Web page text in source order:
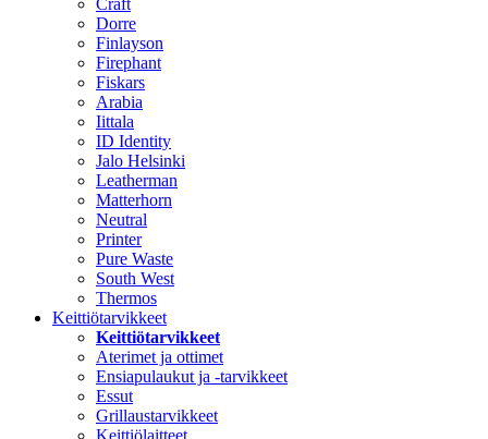
Craft
Dorre
Finlayson
Firephant
Fiskars
Arabia
Iittala
ID Identity
Jalo Helsinki
Leatherman
Matterhorn
Neutral
Printer
Pure Waste
South West
Thermos
Keittiötarvikkeet
Keittiötarvikkeet
Aterimet ja ottimet
Ensiapulaukut ja -tarvikkeet
Essut
Grillaustarvikkeet
Keittiölaitteet